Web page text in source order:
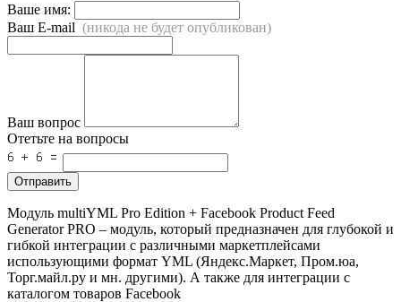
Ваше имя:
Ваш E-mail (никода не будет опубликован)
Ваш вопрос
Отетьте на вопросы
Отправить
Модуль multiYML Pro Edition + Facebook Product Feed
Generator PRO – модуль, который предназначен для глубокой и
гибкой интеграции с различными маркетплейсами
использующими формат YML (Яндекс.Маркет, Пром.юа,
Торг.майл.ру и мн. другими). А также для интеграции с
каталогом товаров Facebook